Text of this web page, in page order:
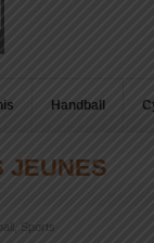
Handball
JEUNES
Sports